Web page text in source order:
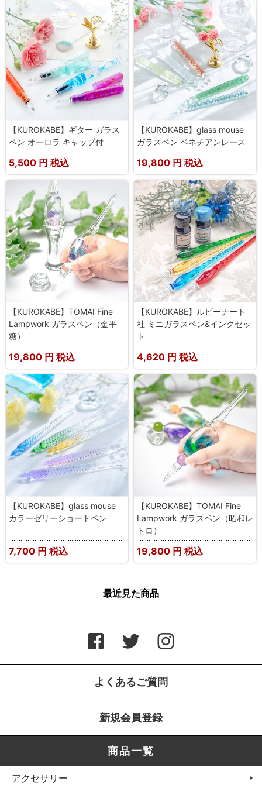
【KUROKABE】ギター ガラス
ペン オーロラ キャップ付
5,500 円 税込
【KUROKABE】glass mouse
ガラスペン ベネチアンレース
19,800 円 税込
【KUROKABE】TOMAI Fine
Lampwork ガラスペン（金平
糖）
19,800 円 税込
【KUROKABE】ルビーナート
社 ミニガラスペン&インクセッ
ト
4,620 円 税込
【KUROKABE】glass mouse
カラーゼリーショートペン
7,700 円 税込
【KUROKABE】TOMAI Fine
Lampwork ガラスペン（昭和レ
トロ）
19,800 円 税込
最近見た商品
よくあるご質問
新規会員登録
商品一覧
アクセサリー